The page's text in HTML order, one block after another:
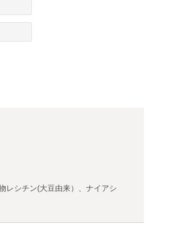
レシチン(大豆由来）、ナイアシ